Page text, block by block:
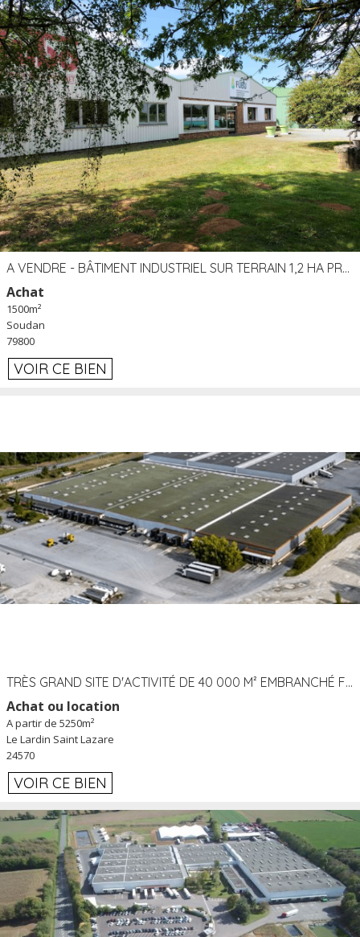
A VENDRE - BÂTIMENT INDUSTRIEL SUR TERRAIN 1,2 HA PROCHE ÉCHANGEUR A10 - SOUDAN (79)
Achat
1500m²
Soudan
79800
VOIR CE BIEN
TRÈS GRAND SITE D'ACTIVITÉ DE 40 000 M² EMBRANCHÉ FER AU LARDIN SAINT LAZARE (24) PROCHE A89 À LOUER
Achat ou location
A partir de 5250m²
Le Lardin Saint Lazare
24570
VOIR CE BIEN